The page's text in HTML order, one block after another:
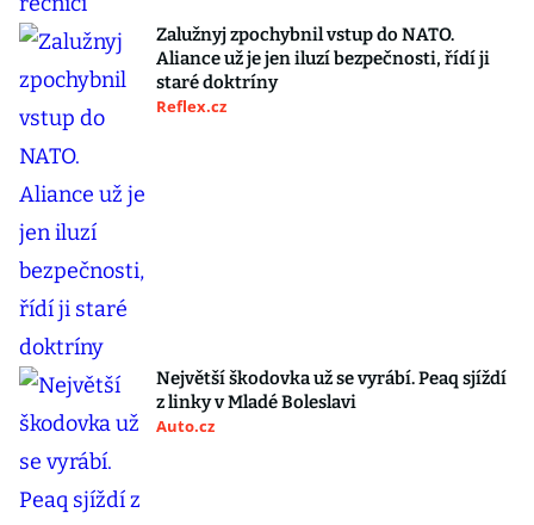
Zalužnyj zpochybnil vstup do NATO.
Aliance už je jen iluzí bezpečnosti, řídí ji
staré doktríny
Reflex.cz
Největší škodovka už se vyrábí. Peaq sjíždí
z linky v Mladé Boleslavi
Auto.cz